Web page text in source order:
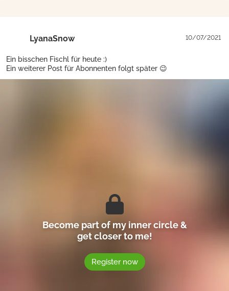
LyanaSnow 10/07/2021
Ein bisschen Fischl für heute :)
Ein weiterer Post für Abonnenten folgt später 😉
Become part of my inner circle &
get closer to me!
Register now